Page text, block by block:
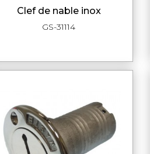
APERÇU RAPIDE
clef de nable inox
GS-31114